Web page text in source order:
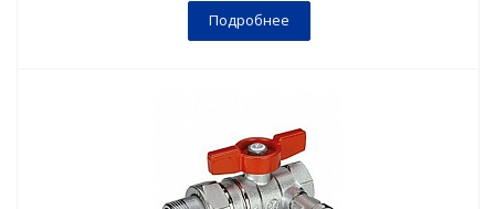
Подробнее